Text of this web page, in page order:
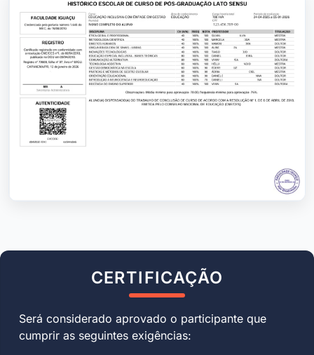
CERTIFICAÇÃO
Será considerado aprovado o participante que
cumprir as seguintes exigências: